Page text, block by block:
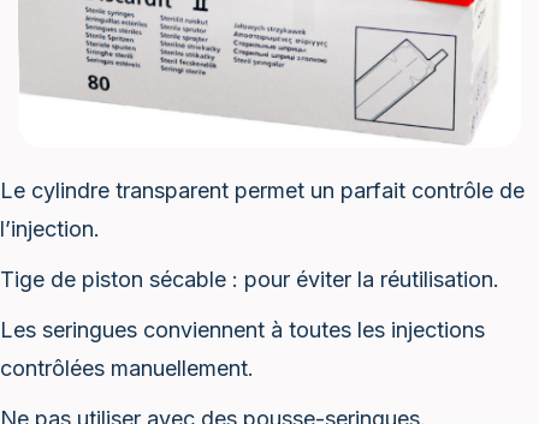
Le cylindre transparent permet un parfait contrôle de
l’injection.
Tige de piston sécable : pour éviter la réutilisation.
Les seringues conviennent à toutes les injections
contrôlées manuellement.
Ne pas utiliser avec des pousse-seringues.